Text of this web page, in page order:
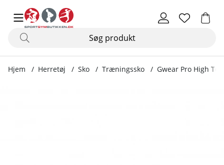
Hjem Herretøj Sko Træningssko Gwear Pro High